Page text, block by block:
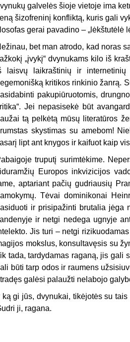
galvelės šioje vietoje ima
šizofreninį konfliktą, kuris gali
gerai pavadino – „lėkštutėlė
bet man atrodo, kad noras
„įvykį“ dvynukams kilo iš
laisvų laikraštinių ir
kritikos rinkinio žanrą.
pakupiūruotomis,
Jei nepasisekė būt
tą pelkėtą mūsų literatūros
skystimas su amebom!
lipt ant knygos ir kaifuot kaip
truputį surimtėkime.
Europos inkvizicijos
aptariant pačių gudriausių
Tėvai dominikonai
ir prisipažinti brutalia jėga
ir netgi nedega ugnyje
Jis turi – netgi
mokslus, konsultavęsis su
tada, tardydamas raganą, jis gali
būti tarp odos ir raumens
galėsi palaužti nelabojo
ką gi jūs, dvynukai, tikėjotės su
ji, ragana.